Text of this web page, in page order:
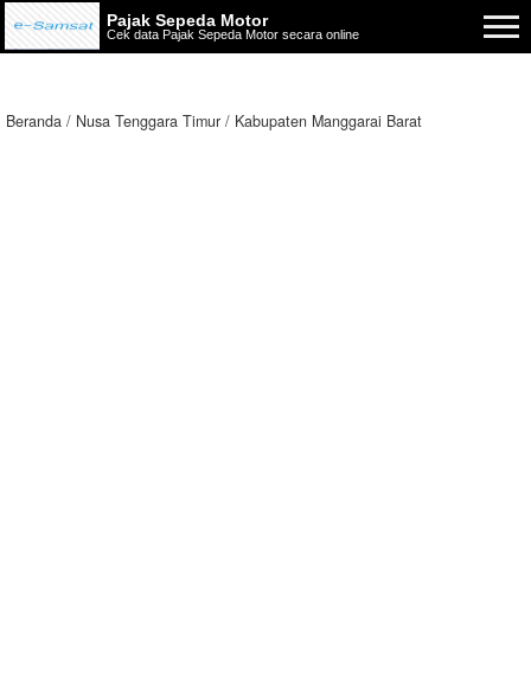
Pajak Sepeda Motor
Cek data Pajak Sepeda Motor secara online
Beranda Nusa Tenggara Timur Kabupaten Manggarai Barat